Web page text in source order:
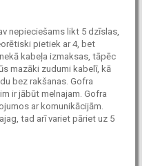
nepieciešams likt 5 dzīslas,
pietiek ar 4, bet
kabeļa izmaksas, tāpēc
mazāki zudumi kabelī, kā
bez rakšanas. Gofra
ir jābūt melnajam. Gofra
ar komunikācijām.
tad arī variet pāriet uz 5